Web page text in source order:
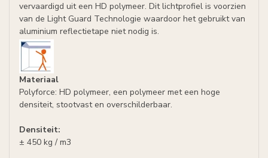
vervaardigd uit een HD polymeer. Dit lichtprofiel is voorzien
van de Light Guard Technologie waardoor het gebruikt van
aluminium reflectietape niet nodig is.
Materiaal
Polyforce: HD polymeer, een polymeer met een hoge
densiteit, stootvast en overschilderbaar.
Densiteit:
± 450 kg / m3